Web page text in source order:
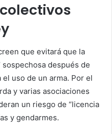
que evitará que la
sospechosa después de
uso de un arma. Por el
y varias asociaciones
un riesgo de “licencia
y gendarmes.